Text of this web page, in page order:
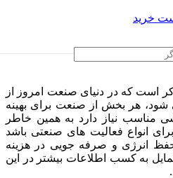
خرید
است که در دنیای صنعت امروز از
شود، هر بخش از صنعت برای بهینه
مناسب نیاز دارد به همین خاطر
انواع فعالیت های صنعتی باشد
انرژی و صرفه جویی در هزینه
به کسب اطلاعات بیشتر در این